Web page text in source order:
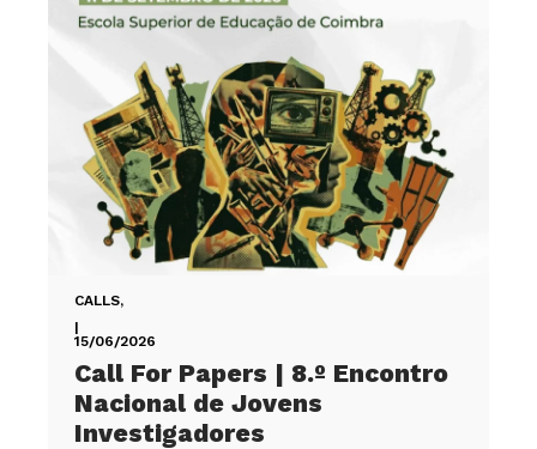
CALLS,
|
15/06/2026
Call For Papers | 8.º Encontro
Nacional de Jovens
Investigadores